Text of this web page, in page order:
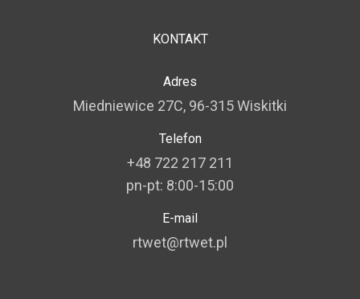
KONTAKT
Adres
Miedniewice 27C, 96-315 Wiskitki
Telefon
+48 722 217 211
pn-pt: 8:00-15:00
E-mail
rtwet@rtwet.pl